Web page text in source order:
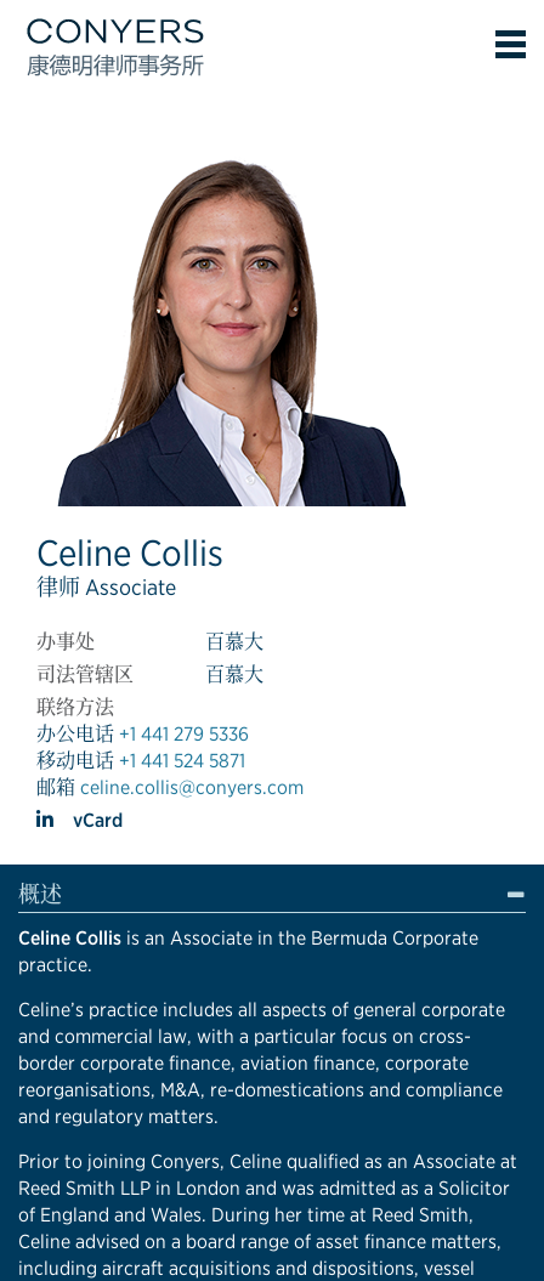
Celine Collis
律师 Associate
办事处
百慕大
司法管辖区
百慕大
联络方法
办公电话 +1 441 279 5336
移动电话 +1 441 524 5871
邮箱 celine.collis@conyers.com
vCard
概述
Celine Collis is an Associate in the Bermuda Corporate
practice.
Celine’s practice includes all aspects of general corporate
and commercial law, with a particular focus on cross-
border corporate finance, aviation finance, corporate
reorganisations, M&A, re-domestications and compliance
and regulatory matters.
Prior to joining Conyers, Celine qualified as an Associate at
Reed Smith LLP in London and was admitted as a Solicitor
of England and Wales. During her time at Reed Smith,
Celine advised on a board range of asset finance matters,
including aircraft acquisitions and dispositions, vessel